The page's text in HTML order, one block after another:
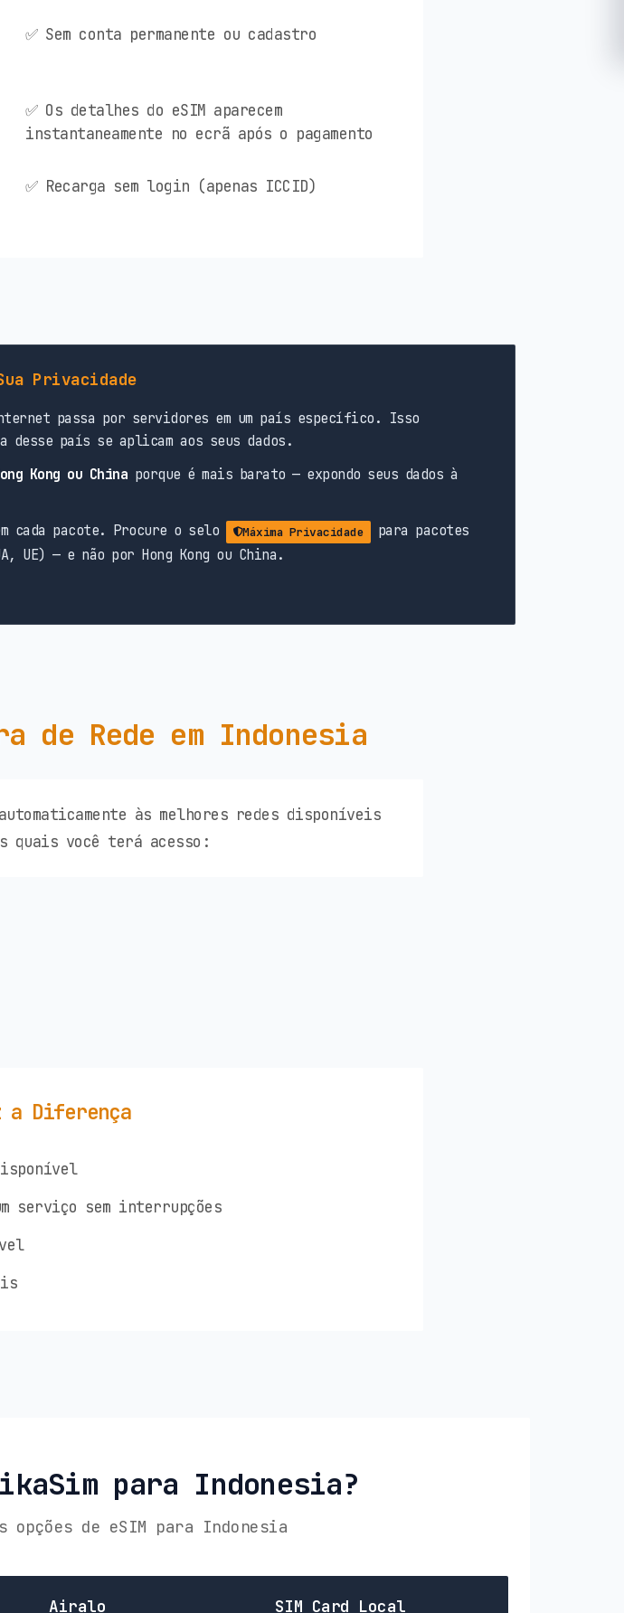
✅ Sem conta permanente ou cadastro
✅ Os detalhes do eSIM aparecem
instantaneamente no ecrã após o pagamento
✅ Recarga sem login (apenas ICCID)
Privacidade
passa por servidores em um país específico. Isso
país se aplicam aos seus dados.
Kong ou China porque é mais barato — expondo seus dados à
cada pacote. Procure o selo Máxima Privacidade
para pacotes
— e não por Hong Kong ou China.
de Rede em Indonesia
às melhores redes disponíveis
quais você terá acesso:
a Diferença
serviço sem interrupções
para Indonesia?
opções de eSIM para Indonesia
Airalo SIM Card Local